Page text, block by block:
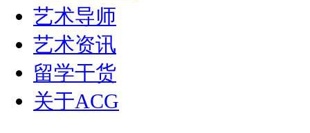
艺术导师
艺术资讯
留学干货
关于ACG